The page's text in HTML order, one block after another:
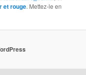
et rouge. Mettez-le en